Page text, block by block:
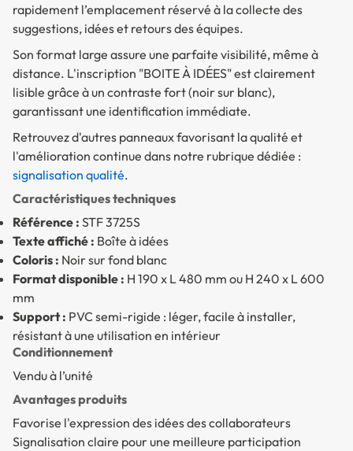
rapidement l’emplacement réservé à la collecte des
suggestions, idées et retours des équipes.
Son format large assure une parfaite visibilité, même à
distance. L'inscription "BOITE À IDÉES" est clairement
lisible grâce à un contraste fort (noir sur blanc),
garantissant une identification immédiate.
Retrouvez d'autres panneaux favorisant la qualité et
l'amélioration continue dans notre rubrique dédiée :
signalisation qualité.
Caractéristiques techniques
Référence : STF 3725S
Texte affiché : Boîte à idées
Coloris : Noir sur fond blanc
Format disponible : H 190 x L 480 mm ou H 240 x L 600
mm
Support : PVC semi-rigide : léger, facile à installer,
résistant à une utilisation en intérieur
Conditionnement
Vendu à l’unité
Avantages produits
Favorise l'expression des idées des collaborateurs
Signalisation claire pour une meilleure participation